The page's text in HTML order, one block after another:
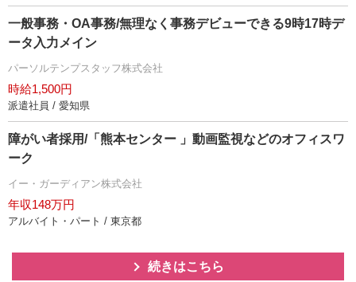
一般事務・OA事務/無理なく事務デビューできる9時17時デ
ータ入力メイン
パーソルテンプスタッフ株式会社
時給1,500円
派遣社員 / 愛知県
障がい者採用/「熊本センター 」動画監視などのオフィスワ
ーク
イー・ガーディアン株式会社
年収148万円
アルバイト・パート / 東京都
続きはこちら